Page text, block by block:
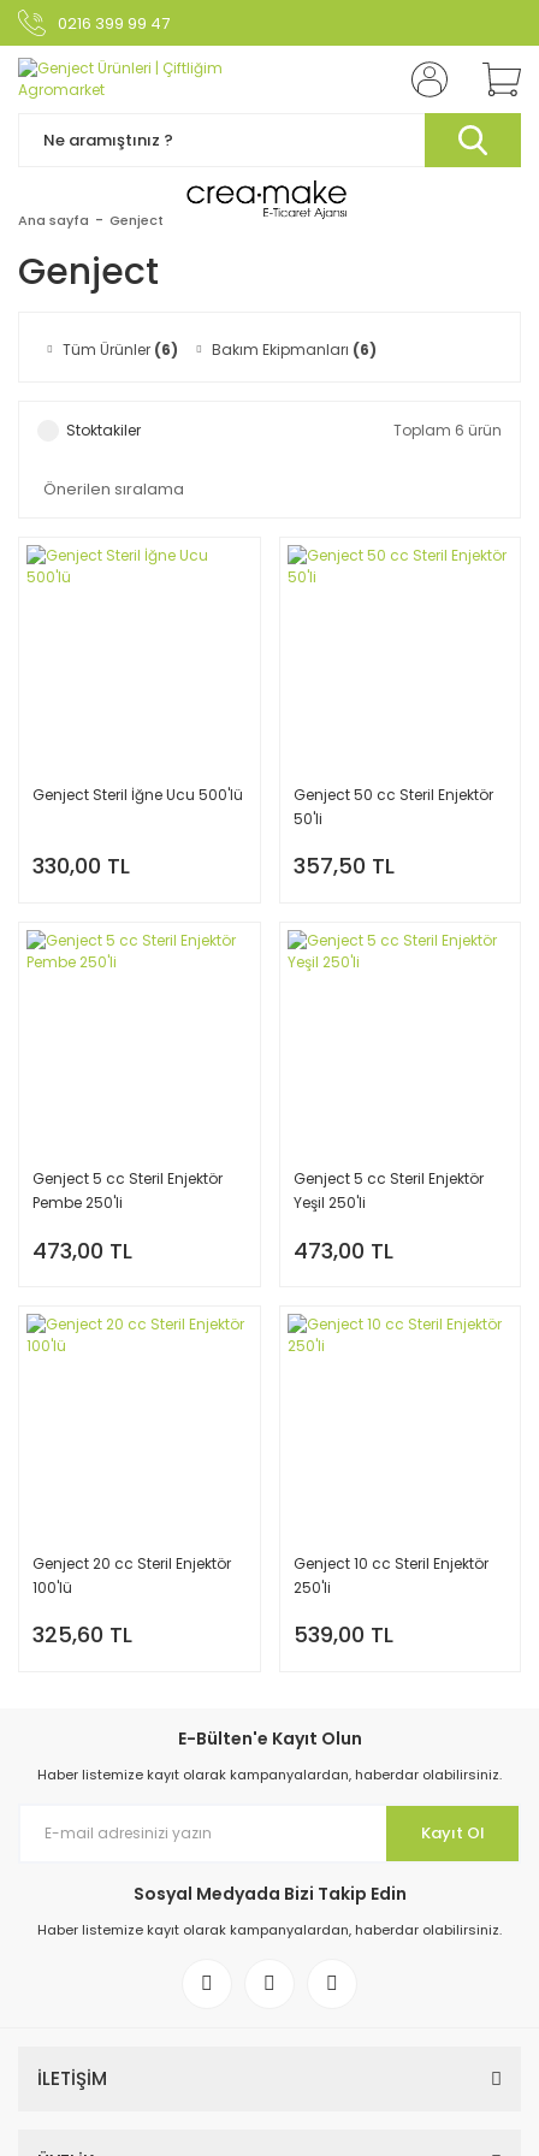
0216 399 99 47
Ana sayfa Genject
Genject
Tüm Ürünler (6) Bakım Ekipmanları (6)
Stoktakiler Toplam 6 ürün
Genject Steril İğne Ucu 500'lü
330,00 TL
Genject 50 cc Steril Enjektör
50'li
357,50 TL
Genject 5 cc Steril Enjektör
Pembe 250'li
473,00 TL
Genject 5 cc Steril Enjektör
Yeşil 250'li
473,00 TL
Genject 20 cc Steril Enjektör
100'lü
325,60 TL
Genject 10 cc Steril Enjektör
250'li
539,00 TL
E-Bülten'e Kayıt Olun
Haber listemize kayıt olarak kampanyalardan, haberdar olabilirsiniz.
Kayıt Ol
Sosyal Medyada Bizi Takip Edin
Haber listemize kayıt olarak kampanyalardan, haberdar olabilirsiniz.
İLETİŞİM